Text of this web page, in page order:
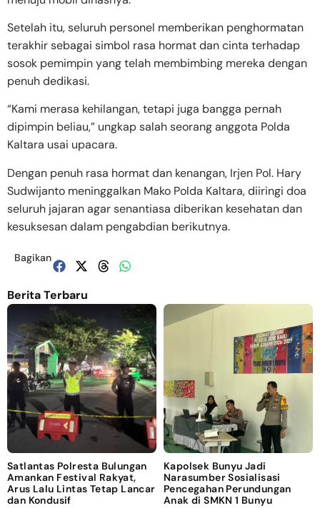
Setelah itu, seluruh personel memberikan penghormatan
terakhir sebagai simbol rasa hormat dan cinta terhadap
sosok pemimpin yang telah membimbing mereka dengan
penuh dedikasi.
“Kami merasa kehilangan, tetapi juga bangga pernah
dipimpin beliau,” ungkap salah seorang anggota Polda
Kaltara usai upacara.
Dengan penuh rasa hormat dan kenangan, Irjen Pol. Hary
Sudwijanto meninggalkan Mako Polda Kaltara, diiringi doa
seluruh jajaran agar senantiasa diberikan kesehatan dan
kesuksesan dalam pengabdian berikutnya.
Bagikan
Berita Terbaru
Satlantas Polresta Bulungan
Amankan Festival Rakyat,
Arus Lalu Lintas Tetap Lancar
dan Kondusif
Kapolsek Bunyu Jadi
Narasumber Sosialisasi
Pencegahan Perundungan
Anak di SMKN 1 Bunyu